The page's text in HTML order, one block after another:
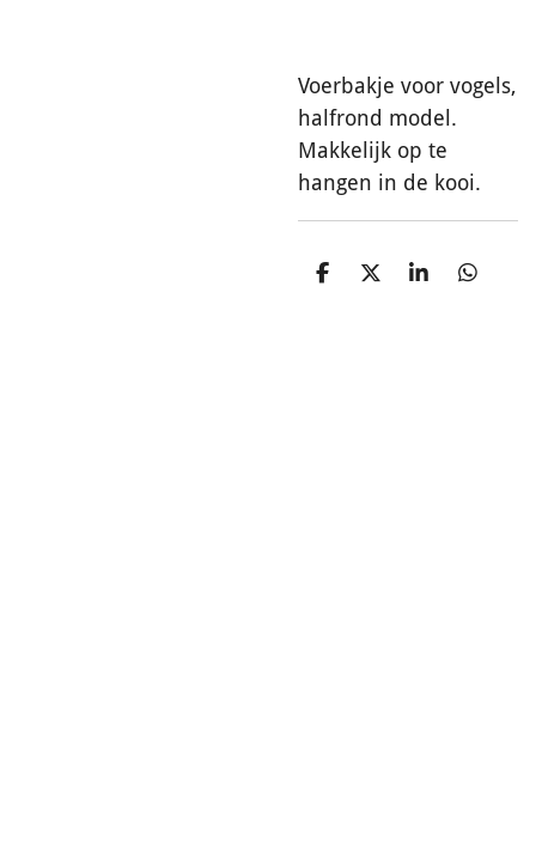
Voerbakje voor vogels,
halfrond model.
Makkelijk op te
hangen in de kooi.
D
D
S
D